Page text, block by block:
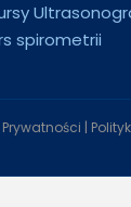
spirometrii
|